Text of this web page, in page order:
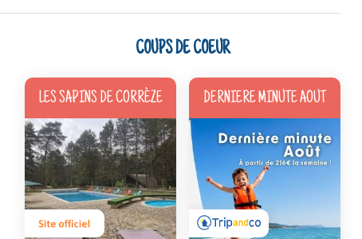
COUPS DE COEUR
LES SAPINS DE CORRÈZE DERNIERE MINUTE AOUT